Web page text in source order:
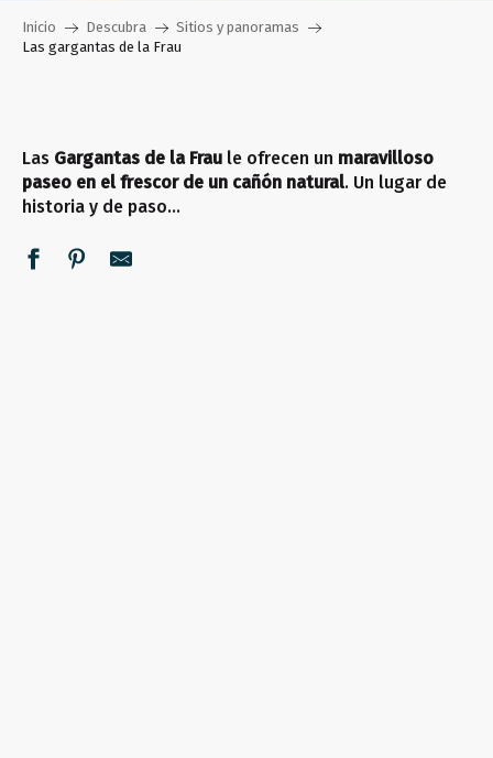
Inicio Descubra
Sitios y panoramas
Las gargantas de la Frau
Las Gargantas de la Frau le ofrecen un maravilloso
paseo en el frescor de un cañón natural. Un lugar de
historia y de paso…